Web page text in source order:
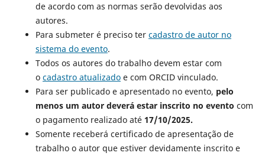
de acordo com as normas serão devolvidas aos
autores.
Para submeter é preciso ter cadastro de autorno
sistema do evento.
Todos os autores do trabalho devem estar com
o cadastro atualizadoe com ORCID vinculado.
Para ser publicado e apresentado no evento, pelo
menos um autor deverá estar inscrito no evento com
o pagamento realizado até17/10/2025.
Somente receberá certificado de apresentação de
trabalho o autor que estiver devidamente inscrito e